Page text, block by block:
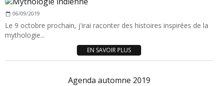
06/09/2019
Le 9 octobre prochain, j'irai raconter des histoires inspirées de la
mythologie...
EN SAVOIR PLUS
Agenda automne 2019